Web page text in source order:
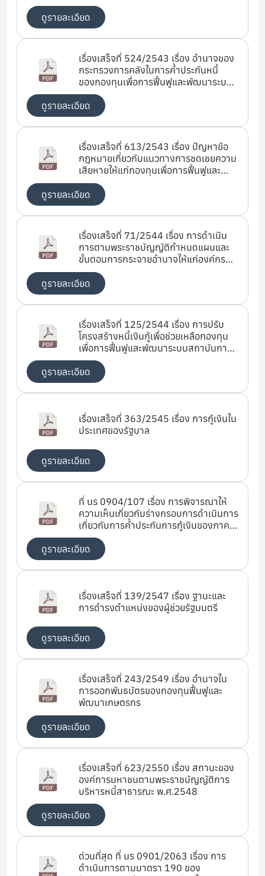
ดูรายละเอียด
เรื่องเสร็จที่ 524/2543 เรื่อง อำนาจของ
กระทรวงการคลังในการค้ำประกันหนี้
ของกองทุนเพื่อการฟื้นฟูและพัฒนาระบบ
สถาบันการเงิน
ดูรายละเอียด
เรื่องเสร็จที่ 613/2543 เรื่อง ปัญหาข้อ
กฎหมายเกี่ยวกับแนวทางการชดเชยความ
เสียหายให้แก่กองทุนเพื่อการฟื้นฟูและ
พัฒนาระบบสถาบันการเงิน
ดูรายละเอียด
เรื่องเสร็จที่ 71/2544 เรื่อง การดำเนิน
การตามพระราชบัญญัติกำหนดแผนและ
ขั้นตอนการกระจายอำนาจให้แก่องค์กร
ปกครองส่วนท้องถิ่น พ.ศ.2542 (การกู้
เงินของเทศบาลตำบลบ้านบึง)
ดูรายละเอียด
เรื่องเสร็จที่ 125/2544 เรื่อง การปรับ
โครงสร้างหนี้เงินกู้เพื่อช่วยเหลือกองทุน
เพื่อการฟื้นฟูและพัฒนาระบบสถาบันการ
เงินของกระทรวงการคลัง
ดูรายละเอียด
เรื่องเสร็จที่ 363/2545 เรื่อง การกู้เงินใน
ประเทศของรัฐบาล
ดูรายละเอียด
ที่ นร 0904/107 เรื่อง การพิจารณาให้
ความเห็นเกี่ยวกับร่างกรอบการดำเนินการ
เกี่ยวกับการค้ำประกันการกู้เงินของภาค
เอกชน (Framework for Guarantees
for Private Sector Operations)
ดูรายละเอียด
เรื่องเสร็จที่ 139/2547 เรื่อง ฐานะและ
การดำรงตำแหน่งของผู้ช่วยรัฐมนตรี
ดูรายละเอียด
เรื่องเสร็จที่ 243/2549 เรื่อง อำนาจใน
การออกพันธบัตรของกองทุนฟื้นฟูและ
พัฒนาเกษตรกร
ดูรายละเอียด
เรื่องเสร็จที่ 623/2550 เรื้่อง สถานะของ
องค์การมหาชนตามพระราชบัญญัติการ
บริหารหนี้สาธารณะ พ.ศ.2548
ดูรายละเอียด
ด่วนที่สุด ที่ นร 0901/2063 เรื่อง การ
ดำเนินการตามมาตรา 190 ของ